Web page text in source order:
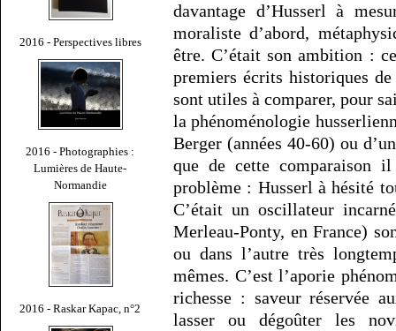
2016 - Perspectives libres
2016 - Photographies :
Lumières de Haute-
Normandie
2016 - Raskar Kapac, n°2
davantage d’Husserl à
moraliste d’abord,
être. C’était son ambition :
premiers écrits historiques
sont utiles à comparer, pour
la phénoménologie
Berger (années 40-60) ou
que de cette comparaison
problème : Husserl à hésité
C’était un oscillateur
Merleau-Ponty, en France)
ou dans l’autre très
mêmes. C’est l’aporie
richesse : saveur réservée
lasser ou dégoûter les